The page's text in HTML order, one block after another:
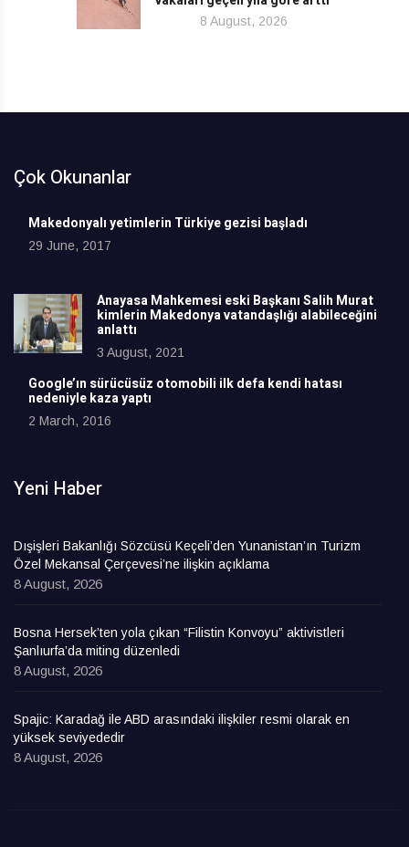
8 August, 2026
Çok Okunanlar
Makedonyalı yetimlerin Türkiye gezisi başladı
29 June, 2017
Anayasa Mahkemesi eski Başkanı Salih Murat
kimlerin Makedonya vatandaşlığı alabileceğini
anlattı
3 August, 2021
Google’ın sürücüsüz otomobili ilk defa kendi hatası
nedeniyle kaza yaptı
2 March, 2016
Yeni Haber
Dışişleri Bakanlığı Sözcüsü Keçeli’den Yunanistan’ın Turizm
Özel Mekansal Çerçevesi’ne ilişkin açıklama
8 August, 2026
Bosna Hersek’ten yola çıkan “Filistin Konvoyu” aktivistleri
Şanlıurfa’da miting düzenledi
8 August, 2026
Spajic: Karadağ ile ABD arasındaki ilişkiler resmi olarak en
yüksek seviyededir
8 August, 2026